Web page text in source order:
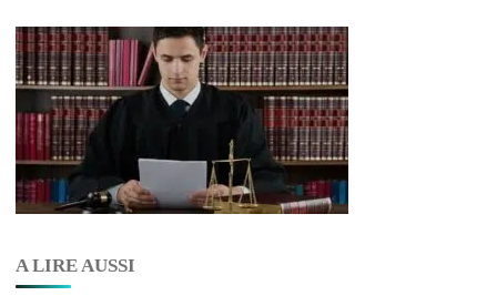
A LIRE AUSSI